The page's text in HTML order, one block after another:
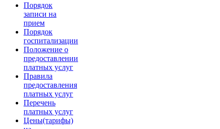
Порядок
записи на
прием
Порядок
госпитализации
Положение о
предоставлении
платных услуг
Правила
предоставления
платных услуг
Перечень
платных услуг
Цены(тарифы)